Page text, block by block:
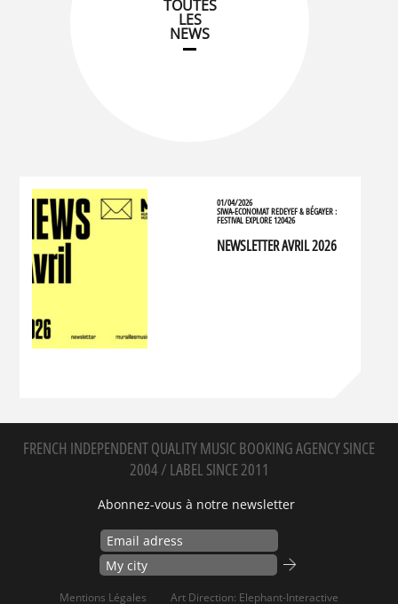
TOUTES
LES
NEWS
01/04/2026
SIWA-ECONOMAT REDEYEF & BÉGAYER :
FESTIVAL EXPLORE 120426
NEWSLETTER AVRIL 2026
FRENCH INDEPENDENT QUALITY MUSIC BOOKING AGENCY SINCE
2004 / LABEL SINCE 2011
Abonnez-vous à notre newsletter
Mentions Légales Art Direction: Elephant-Interactive